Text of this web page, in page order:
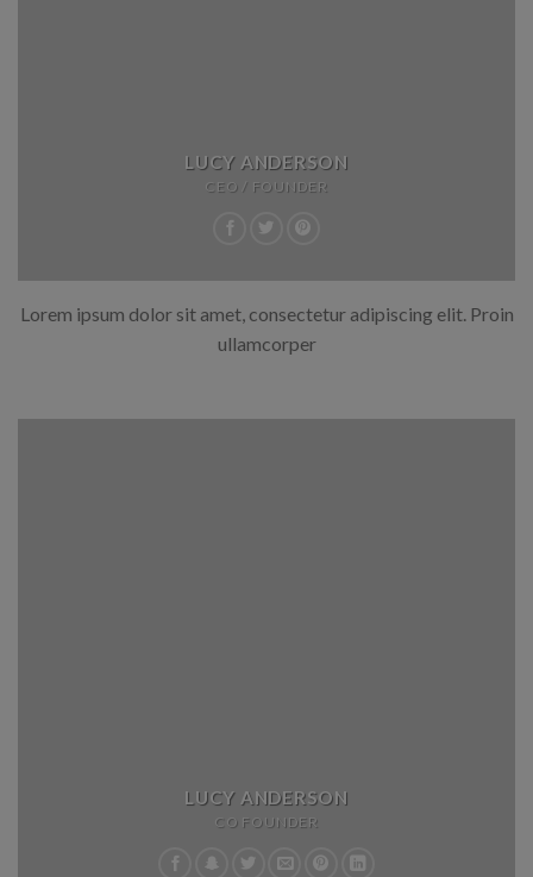
LUCY ANDERSON
CEO / FOUNDER
Lorem ipsum dolor sit amet, consectetur adipiscing elit. Proin
ullamcorper
LUCY ANDERSON
CO FOUNDER